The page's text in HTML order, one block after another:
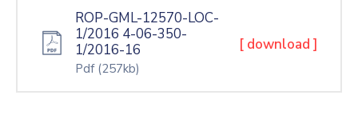
ROP-GML-12570-LOC-
1/2016 4-06-350-
1/2016-16
Pdf (257kb)
[ download ]